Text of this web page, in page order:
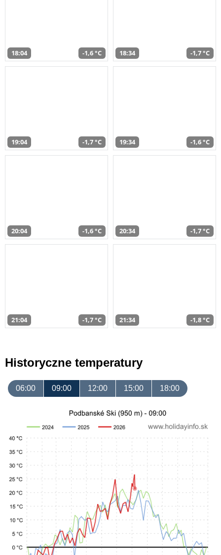
18:04 -1,6 °C 18:34 -1,7 °C
19:04 -1,7 °C 19:34 -1,6 °C
20:04 -1,6 °C 20:34 -1,7 °C
21:04 -1,7 °C 21:34 -1,8 °C
Historyczne temperatury
06:00 09:00 12:00 15:00 18:00